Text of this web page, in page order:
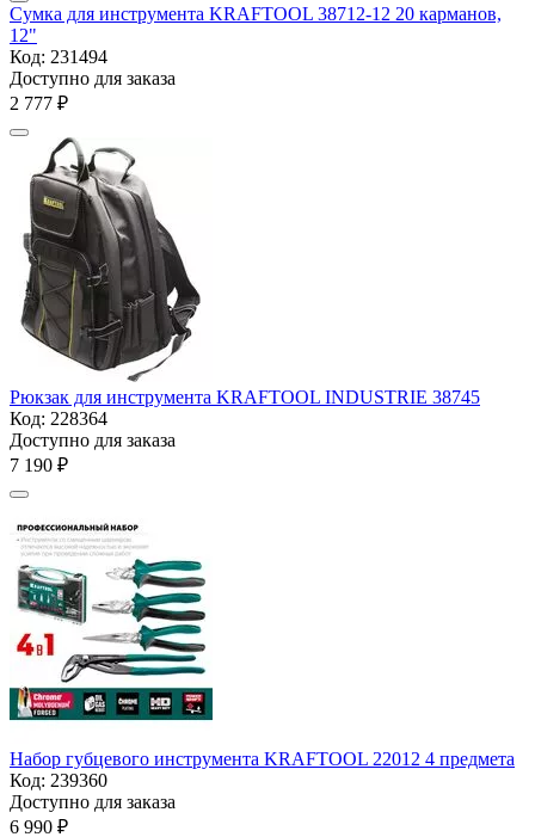
Сумка для инструмента KRAFTOOL 38712-12 20 карманов,
12"
Код: 231494
Доступно для заказа
2 777 ₽
Рюкзак для инструмента KRAFTOOL INDUSTRIE 38745
Код: 228364
Доступно для заказа
7 190 ₽
Набор губцевого инструмента KRAFTOOL 22012 4 предмета
Код: 239360
Доступно для заказа
6 990 ₽